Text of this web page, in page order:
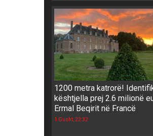
1200 metra katrorë!
kështjella prej 2.6 milionë
Ermal Beqirit në Francë
1 Gusht, 22:32